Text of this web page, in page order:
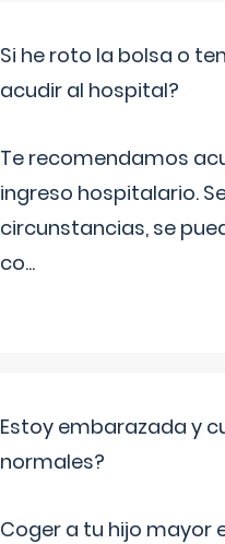
Si he roto la bolsa o
acudir al hospital?
Te recomendamos
ingreso hospitalario.
circunstancias, se
co...
Estoy embarazada y
normales?
Coger a tu hijo mayor